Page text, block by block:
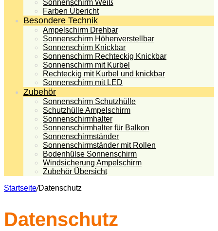
Sonnenschirm Weiß
Farben Übericht
Besondere Technik
Ampelschirm Drehbar
Sonnenschirm Höhenverstellbar
Sonnenschirm Knickbar
Sonnenschirm Rechteckig Knickbar
Sonnenschirm mit Kurbel
Rechteckig mit Kurbel und knickbar
Sonnenschirm mit LED
Zubehör
Sonnenschirm Schutzhülle
Schutzhülle Ampelschirm
Sonnenschirmhalter
Sonnenschirmhalter für Balkon
Sonnenschirmständer
Sonnenschirmständer mit Rollen
Bodenhülse Sonnenschirm
Windsicherung Ampelschirm
Zubehör Übersicht
Startseite/Datenschutz
Datenschutz